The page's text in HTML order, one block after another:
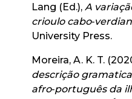
Lang (Ed.),A
crioulo
University Press.
Moreira, A. K. T.
descrição
afro‑português da